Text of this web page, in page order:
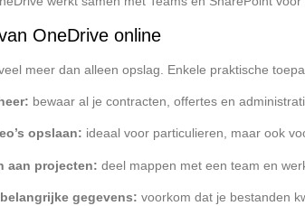
OneDrive online
meer dan alleen opslag. Enkele praktische
bewaar al je contracten, offertes en
opslaan: ideaal voor particulieren, maar ook
aan projecten: deel mappen met een team en
gegevens: voorkom dat je bestanden